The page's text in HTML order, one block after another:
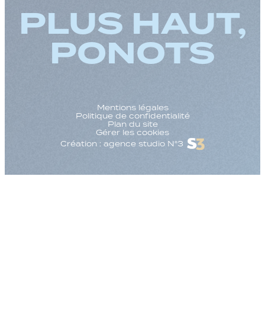
PLUS HAUT,
PONOTS
Mentions légales
Politique de confidentialité
Plan du site
Gérer les cookies
Création : agence studio N°3